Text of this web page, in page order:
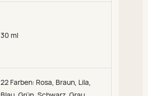
30 ml
22 Farben: Rosa, Braun, Lila,